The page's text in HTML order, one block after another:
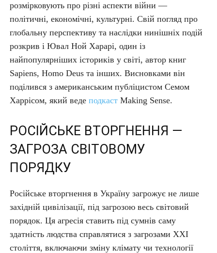
розмірковують про різні аспекти війни —
політичні, економічні, культурні. Свій погляд про
глобальну перспективу та наслідки нинішніх подій
розкрив і Ювал Ной Харарі, один із
найпопулярніших істориків у світі, автор книг
Sapiens, Homo Deus та інших. Висновками він
поділився з американським публіцистом Семом
Харрісом, який веде подкаст Making Sense.
РОСІЙСЬКЕ ВТОРГНЕННЯ —
ЗАГРОЗА СВІТОВОМУ
ПОРЯДКУ
Російське вторгнення в Україну загрожує не лише
західній цивілізації, під загрозою весь світовий
порядок. Ця агресія ставить під сумнів саму
здатність людства справлятися з загрозами XXI
століття, включаючи зміну клімату чи технології